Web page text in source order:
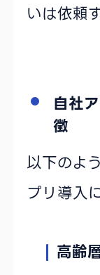
いは依頼
自社
徴
以下のよ
プリ導入
高齢